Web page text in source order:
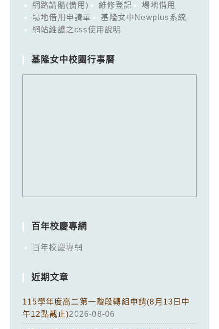
網路請購(備用)
維修登記
場地借用
場地借用申請單
基隆女中Newplus系統
網站維護之css使用說明
基隆女中校園行事曆
百年校慶專網
百年校慶專網
近期文章
115學年度高二第一階段轉組申請(8月13日中
午12點截止)2026-08-06